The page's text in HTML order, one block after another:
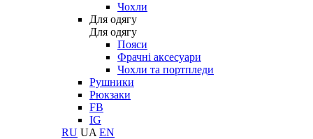
Чохли
Для одягу
Для одягу
Пояси
Фрачні аксесуари
Чохли та портпледи
Рушники
Рюкзаки
FB
IG
RU UA EN